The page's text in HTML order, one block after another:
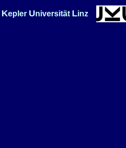
Kepler Universität Linz